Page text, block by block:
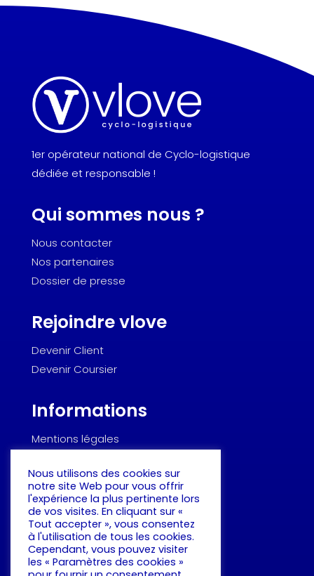
1er opérateur national de Cyclo-logistique
dédiée et responsable !
Qui sommes nous ?
Nous contacter
Nos partenaires
Dossier de presse
Rejoindre vlove
Devenir Client
Devenir Coursier
Informations
Mentions légales
Dictionnaire de la logistique urbaine
Suivez-nous !
Nous utilisons des cookies sur
notre site Web pour vous offrir
l'expérience la plus pertinente lors
de vos visites. En cliquant sur «
Tout accepter », vous consentez
à l'utilisation de tous les cookies.
Cependant, vous pouvez visiter
les « Paramètres des cookies »